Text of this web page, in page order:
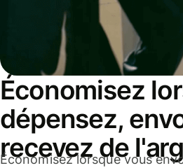
Économisez
dépensez,
recevez de
Économisez lorsque vous